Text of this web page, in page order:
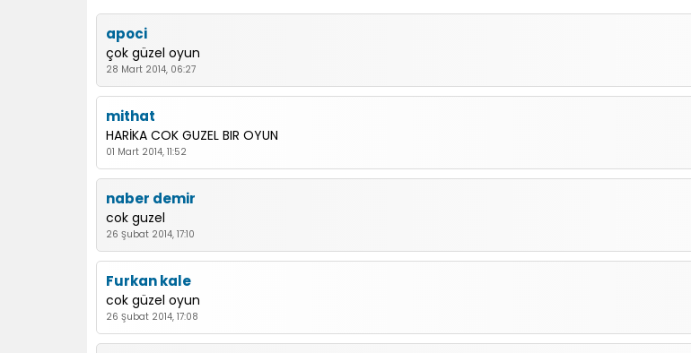
apoci
çok güzel oyun
28 Mart 2014, 06:27
mithat
HARİKA COK GUZEL BIR OYUN
01 Mart 2014, 11:52
naber demir
cok guzel
26 Şubat 2014, 17:10
Furkan kale
cok güzel oyun
26 Şubat 2014, 17:08